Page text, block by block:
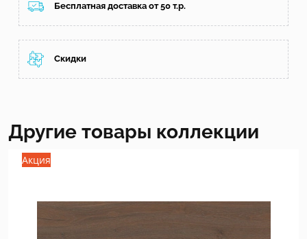
Бесплатная доставка от 50 т.р.
Скидки
Другие товары коллекции
Акция